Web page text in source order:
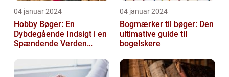
04 januar 2024
Hobby Bøger: En
Dybdegående Indsigt i en
Spændende Verden
04 januar 2024
Bogmærker til bøger: Den
ultimative guide til
bogelskere